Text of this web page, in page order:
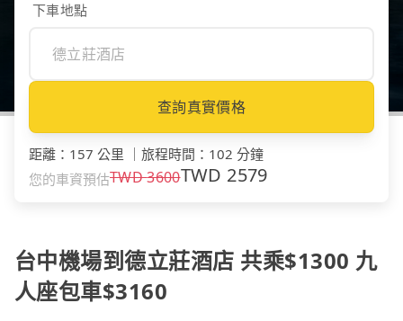
下車地點
查詢真實價格
距離 ： 157 公里 旅程時間 ： 102 分鐘
您的車資預估TWD3600TWD 2579
台中機場到德立莊酒店 共乘$1300 九
人座包車$3160